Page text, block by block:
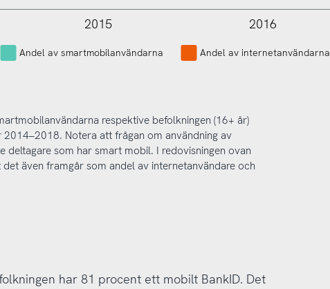
L
2015 2016
Andel av smartmobilanvändarna Andel av internetanvändarna
respektive befolkningen (16+ år)
Notera att frågan om användning av
deltagare som har smart mobil. I redovisningen ovan
även framgår som andel av internetanvändare och
har 81 procent ett mobilt BankID. Det